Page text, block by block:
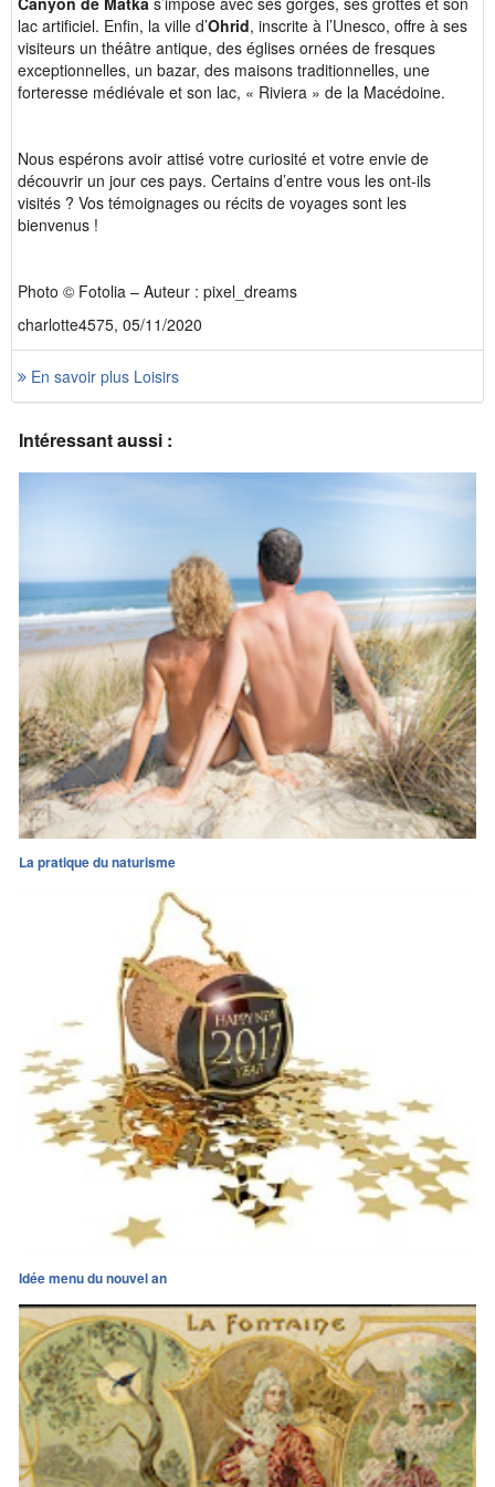
lac artificiel. Enfin, la ville d’Ohrid, inscrite à l’Unesco, offre à ses
visiteurs un théâtre antique, des églises ornées de fresques
exceptionnelles, un bazar, des maisons traditionnelles, une
forteresse médiévale et son lac, « Riviera » de la Macédoine.
Nous espérons avoir attisé votre curiosité et votre envie de
découvrir un jour ces pays. Certains d’entre vous les ont-ils
visités ? Vos témoignages ou récits de voyages sont les
bienvenus !
Photo © Fotolia – Auteur : pixel_dreams
charlotte4575, 05/11/2020
En savoir plus Loisirs
Intéressant aussi :
La pratique du naturisme
Idée menu du nouvel an